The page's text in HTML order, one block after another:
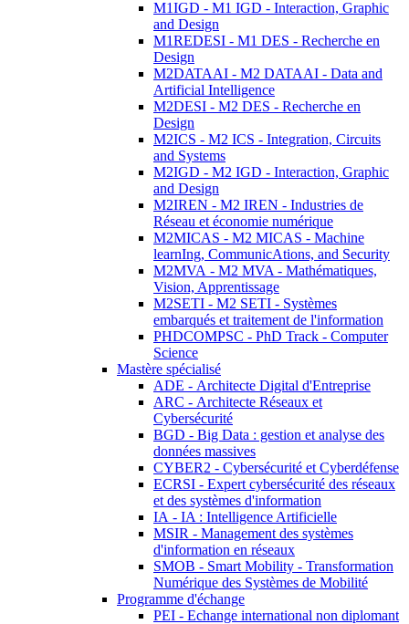
M1IGD - M1 IGD - Interaction, Graphic
and Design
M1REDESI - M1 DES - Recherche en
Design
M2DATAAI - M2 DATAAI - Data and
Artificial Intelligence
M2DESI - M2 DES - Recherche en
Design
M2ICS - M2 ICS - Integration, Circuits
and Systems
M2IGD - M2 IGD - Interaction, Graphic
and Design
M2IREN - M2 IREN - Industries de
Réseau et économie numérique
M2MICAS - M2 MICAS - Machine
learnIng, CommunicAtions, and Security
M2MVA - M2 MVA - Mathématiques,
Vision, Apprentissage
M2SETI - M2 SETI - Systèmes
embarqués et traitement de l'information
PHDCOMPSC - PhD Track - Computer
Science
Mastère spécialisé
ADE - Architecte Digital d'Entreprise
ARC - Architecte Réseaux et
Cybersécurité
BGD - Big Data : gestion et analyse des
données massives
CYBER2 - Cybersécurité et Cyberdéfense
ECRSI - Expert cybersécurité des réseaux
et des systèmes d'information
IA - IA : Intelligence Artificielle
MSIR - Management des systèmes
d'information en réseaux
SMOB - Smart Mobility - Transformation
Numérique des Systèmes de Mobilité
Programme d'échange
PEI - Echange international non diplomant